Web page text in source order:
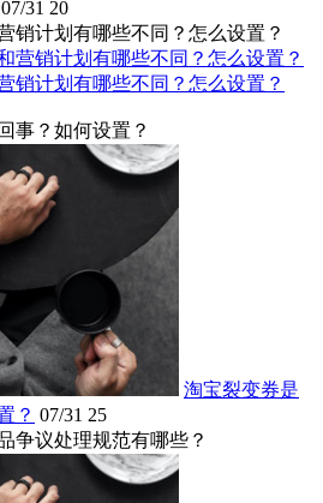
07/31 20
销计划有哪些不同？怎么设置？
销计划有哪些不同？怎么设置？
事？如何设置？
淘宝裂变券是
？ 07/31 25
争议处理规范有哪些？